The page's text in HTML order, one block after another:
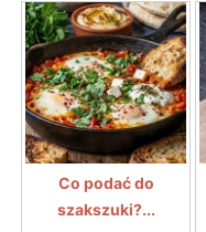
Co podać do
szakszuki?...